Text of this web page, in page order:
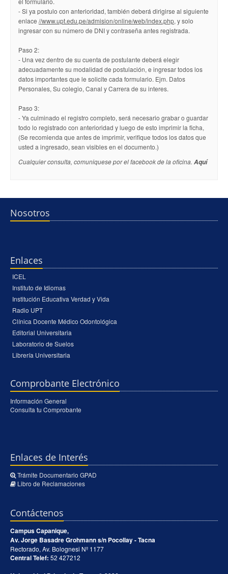
- Si ya postulo con anterioridad, también deberá dirigirse al siguiente
enlace //www.upt.edu.pe/admision/online/web/index.php, y solo
ingresar con su número de DNI y contraseña antes registrada.
Paso 2:
- Una vez dentro de su cuenta de postulante deberá elegir
adecuadamente su modalidad de postulación, e ingresar todos los
datos importantes que le solicite cada formulario. Ejm. Datos
Personales, Su colegio, Canal y Carrera de su interes.
Paso 3:
- Ya culminado el registro completo, será necesario grabar o guardar
todo lo registrado con anterioridad y luego de esto imprimir la ficha,
(Se recomienda que antes de imprimir, verifique todos los datos que
usted a ingresado, sean visibles en el documento.)
Cualquier consulta, comuniquese por el facebook de la oficina. Aquí
Nosotros
Enlaces
ICEL
Instituto de Idiomas
Institución Educativa Verdad y Vida
Radio UPT
Clínica Docente Médico Odontológica
Editorial Universitaria
Laboratorio de Suelos
Librería Universitaria
Comprobante Electrónico
Información General
Consulta tu Comprobante
Enlaces de Interés
Trámite Documentario GPAD
Libro de Reclamaciones
Contáctenos
Campus Capanique,
Av. Jorge Basadre Grohmann s/n Pocollay - Tacna
Rectorado, Av. Bolognesi Nº 1177
Central Telef: 52 427212